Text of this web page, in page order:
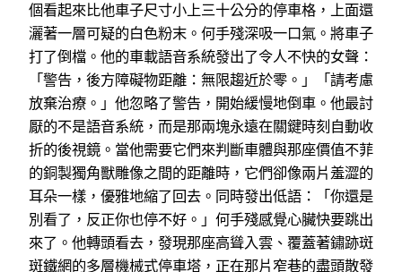
個看起來比他車子尺寸小上三十公分的停車格，上面還
灑著一層可疑的白色粉末。何手殘深吸一口氣。將車子
打了倒檔。他的車載語音系統發出了令人不快的女聲：
「警告，後方障礙物距離：無限趨近於零。」「請考慮
放棄治療。」他忽略了警告，開始緩慢地倒車。他最討
厭的不是語音系統，而是那兩塊永遠在關鍵時刻自動收
折的後視鏡。當他需要它們來判斷車體與那座價值不菲
的銅製獨角獸雕像之間的距離時，它們卻像兩片羞澀的
耳朵一樣，優雅地縮了回去。同時發出低語：「你還是
別看了，反正你也停不好。」何手殘感覺心臟快要跳出
來了。他轉頭看去，發現那座高聳入雲、覆蓋著鏽跡斑
斑鐵網的多層機械式停車塔，正在那片窄巷的盡頭散發